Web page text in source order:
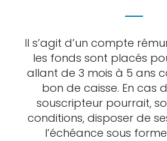
Il s’agit d’un compte
les fonds sont placés
allant de 3 mois à 5 ans
bon de caisse. En cas
souscripteur pourrait,
conditions, disposer de
l’échéance sous